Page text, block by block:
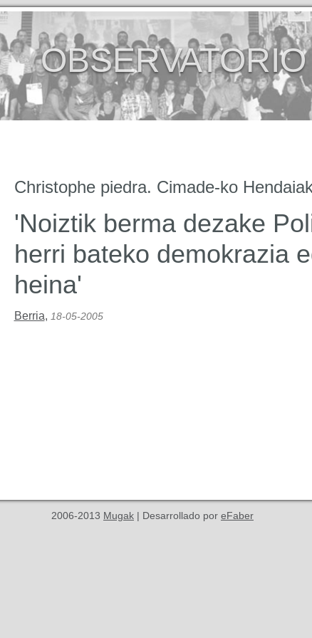
Christophe piedra. Cimade-ko
'Noiztik berma dezake
herri bateko demokrazia
heina'
Berria, 18-05-2005
2006-2013 Mugak | Desarrollado por eFaber